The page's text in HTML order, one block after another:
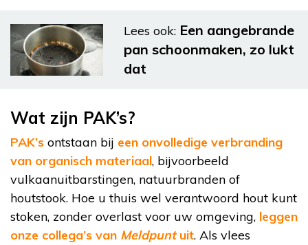
Lees ook: Een aangebrande
pan schoonmaken, zo lukt
dat
Wat zijn PAK’s?
PAK’s ontstaan bij een onvolledige verbranding
van organisch materiaal, bijvoorbeeld
vulkaanuitbarstingen, natuurbranden of
houtstook. Hoe u thuis wel verantwoord hout kunt
stoken, zonder overlast voor uw omgeving, leggen
onze collega’s van Meldpuntuit. Als vlees